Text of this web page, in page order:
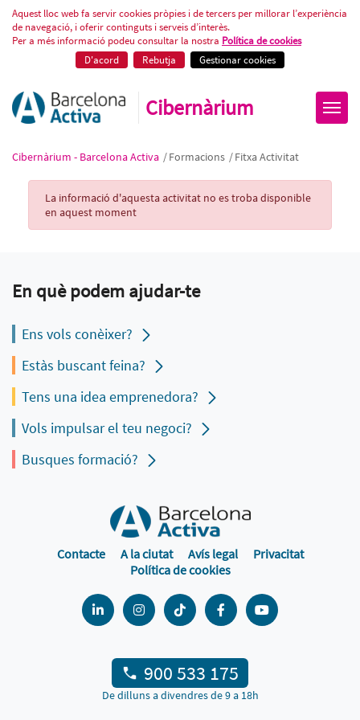
Fitxa Activitat
Aquest lloc web fa servir cookies pròpies i de tercers per millorar l’experiència
de navegació, i oferir continguts i serveis d’interès.
Per a més informació podeu consultar la nostra Política de cookies
D'acord
Rebutja Gestionar cookies
Cibernàrium
Cibernàrium - Barcelona Activa /Formacions /Fitxa Activitat
Activity Record
La informació d'aquesta activitat no es troba disponible
en aquest moment
En què podem ajudar-te
Ens vols conèixer?
Estàs buscant feina?
Tens una idea emprenedora?
Vols impulsar el teu negoci?
Busques formació?
Contacte A la ciutat Avís legal
Privacitat
Política de cookies
900 533 175
De dilluns a divendres de 9 a 18h